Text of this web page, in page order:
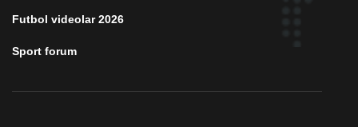
Futbol videolar 2026
Sport forum